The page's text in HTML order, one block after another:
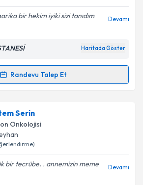
ve kişisel verilerimin belirtilen
işlenmesini kabul ediyorum.
Talebini Gönder
bir hekim iyiki sizi tanıdım
Devamı
Haritada Göster
Randevu Talep Et
Talebi
Çiliçin randevu takvimi talebi
uzmandan randevu almanız için bir
e-posta ile bilgilendireceğiz.
Serin
Onkolojisi
bir tecrübe. . annemizin meme
Devamı